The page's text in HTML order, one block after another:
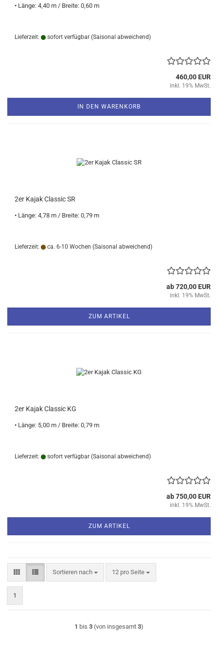
• Länge: 4,40 m / Breite: 0,60 m
Lieferzeit: sofort verfügbar (Saisonal abweichend)
460,00 EUR
inkl. 19% MwSt.
IN DEN WARENKORB
2er Kajak Classic SR
• Länge: 4,78 m / Breite: 0,79 m
Lieferzeit: ca. 6-10 Wochen (Saisonal abweichend)
ab 720,00 EUR
inkl. 19% MwSt.
ZUM ARTIKEL
2er Kajak Classic KG
• Länge: 5,00 m / Breite: 0,79 m
Lieferzeit: sofort verfügbar (Saisonal abweichend)
ab 750,00 EUR
inkl. 19% MwSt.
ZUM ARTIKEL
Sortieren nach
Sortieren nach 12 pro Seite
pro Seite
1
1 bis 3 (von insgesamt 3)